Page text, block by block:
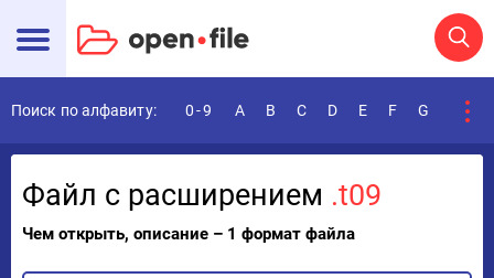
Поиск по алфавиту: 0-9 A B C D E F G
Файл с расширением .t09
Чем открыть, описание – 1 формат файла